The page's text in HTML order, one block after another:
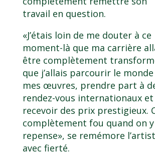
travail en question.
«J’étais loin de me douter à ce
moment-là que ma carrière
être complètement
que j’allais parcourir le monde
mes œuvres, prendre part à
rendez-vous internationaux et
recevoir des prix prestigieux.
complètement fou quand on y
repense», se remémore
avec fierté.